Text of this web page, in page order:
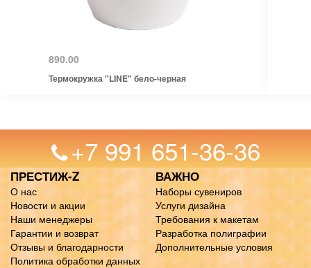
890.00
Термокружка "LINE" бело-черная
+7 991 651-36-36
ПРЕСТИЖ-Z
О нас
Новости и акции
Наши менеджеры
Гарантии и возврат
Отзывы и благодарности
Политика обработки данных
ВАЖНО
Наборы сувениров
Услуги дизайна
Требования к макетам
Разработка полиграфии
Дополнительные условия